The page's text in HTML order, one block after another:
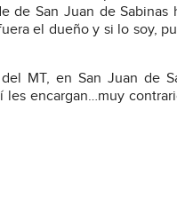
San Juan de Sabinas
el dueño y si lo soy,
MT, en San Juan de
encargan…muy